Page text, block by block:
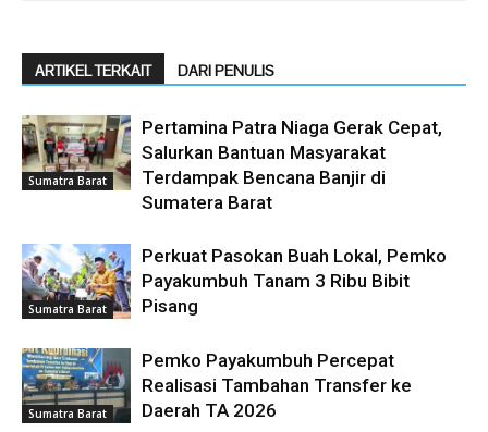
ARTIKEL TERKAIT DARI PENULIS
Sumatra Barat
Pertamina Patra Niaga Gerak Cepat,
Salurkan Bantuan Masyarakat
Terdampak Bencana Banjir di
Sumatera Barat
Sumatra Barat
Perkuat Pasokan Buah Lokal, Pemko
Payakumbuh Tanam 3 Ribu Bibit
Pisang
Sumatra Barat
Pemko Payakumbuh Percepat
Realisasi Tambahan Transfer ke
Daerah TA 2026